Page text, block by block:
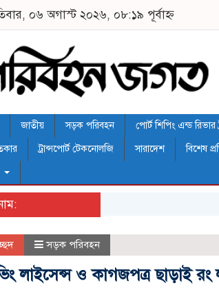
০৬ অগাস্ট ২০২৬, ০৮:১৯ পূর্বাহ্ন
জাতীয় সড়ক পরিবহন পোর্ট শিপিং এন্ড রিভার
ট্রান্সপোর্ট টেকনোলজি সারাদেশ বিশেষ
সড়ক পরিবহন
লাইসেন্স ও কাগজপত্র ছাড়াই